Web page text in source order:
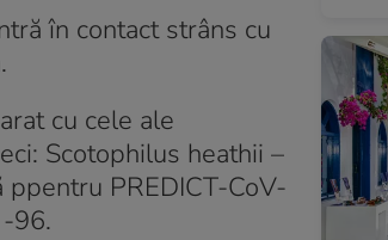
în contact strâns cu
cu cele ale
Scotophilus heathii –
PREDICT-CoV-
96.